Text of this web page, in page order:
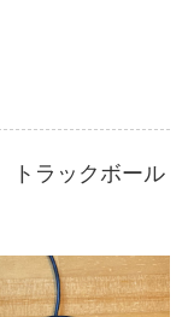
トラックボール